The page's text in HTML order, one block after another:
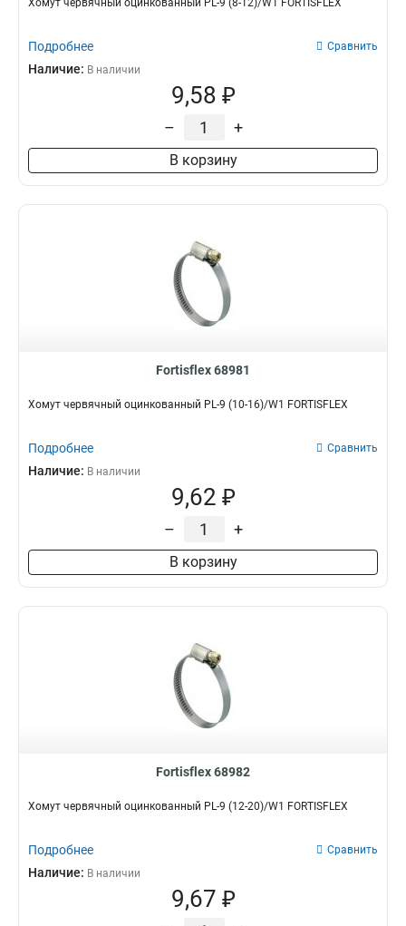
Хомут червячный оцинкованный PL-9 (8-12)/W1 FORTISFLEX
Подробнее Сравнить
Наличие: В наличии
9,58 ₽
– +
В корзину
Fortisflex 68981
Хомут червячный оцинкованный PL-9 (10-16)/W1 FORTISFLEX
Подробнее Сравнить
Наличие: В наличии
9,62 ₽
– +
В корзину
Fortisflex 68982
Хомут червячный оцинкованный PL-9 (12-20)/W1 FORTISFLEX
Подробнее Сравнить
Наличие: В наличии
9,67 ₽